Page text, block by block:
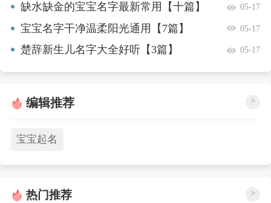
缺水缺金的宝宝名字最新常用【十篇】 05-17
宝宝名字干净温柔阳光通用【7篇】 05-17
楚辞新生儿名字大全好听【3篇】 05-17
编辑推荐 >
宝宝起名
热门推荐 >